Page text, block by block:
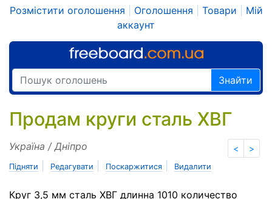
Розмістити оголошення Оголошення Товари
Мій
аккаунт
Знайти
Продам круги сталь ХВГ
< >
Україна / Дніпро
Підняти Редагувати Поскаржитися Видалити
Круг 3,5 мм сталь ХВГ длинна 1010 количество